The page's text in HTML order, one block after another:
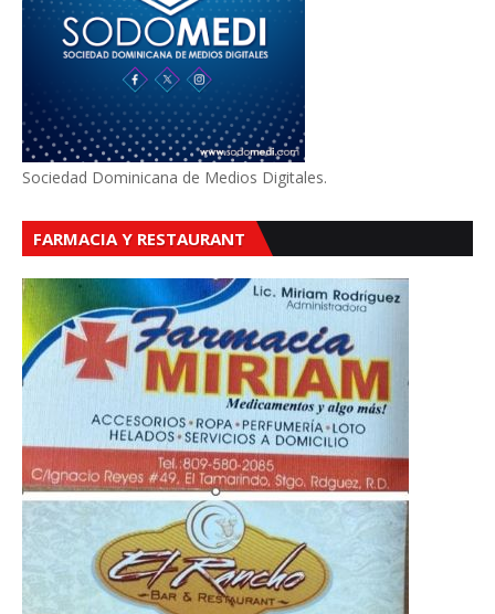
Sociedad Dominicana de Medios Digitales.
FARMACIA Y RESTAURANT